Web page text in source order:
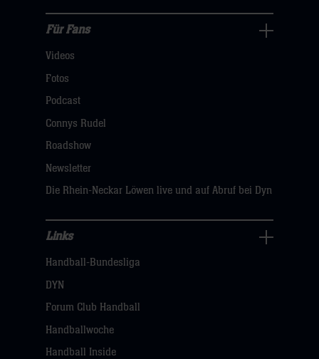
hier
Fans
Navigation
öffnen,
hier
Für Fans
Videos
Fotos
Podcast
Connys Rudel
Roadshow
Newsletter
Die Rhein-Neckar Löwen live und auf Abruf bei Dyn
Navigation
öffnen,
dann
Links
Handball-Bundesliga
DYN
Forum Club Handball
Handballwoche
Handball Inside